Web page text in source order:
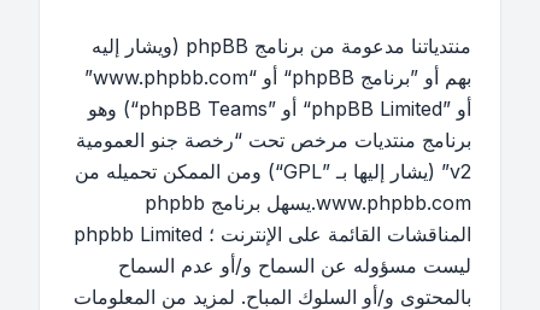
منتدياتنا مدعومة من برنامج phpBB (ويشار إليه
بهم أو ”برنامج phpBB“ أو “www.phpbb.com”
أو ”phpBB Limited“ أو ”phpBB Teams“) وهو
برنامج منتديات مرخص تحت “رخصة جنو العمومية
v2” (يشار إليها بـ ”GPL“) ومن الممكن تحميله من
www.phpbb.com
.يسهل برنامج phpbb
المناقشات القائمة على الإنترنت ؛ phpbb Limited
ليست مسؤوله عن السماح و/أو عدم السماح
بالمحتوى و/أو السلوك المباح. لمزيد من المعلومات